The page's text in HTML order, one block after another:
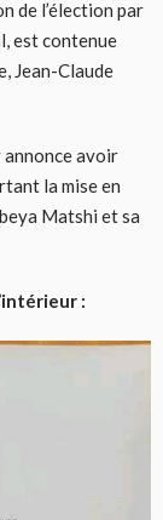
de l’élection par
est contenue
Jean-Claude
annonce avoir
la mise en
Matshi et sa
: